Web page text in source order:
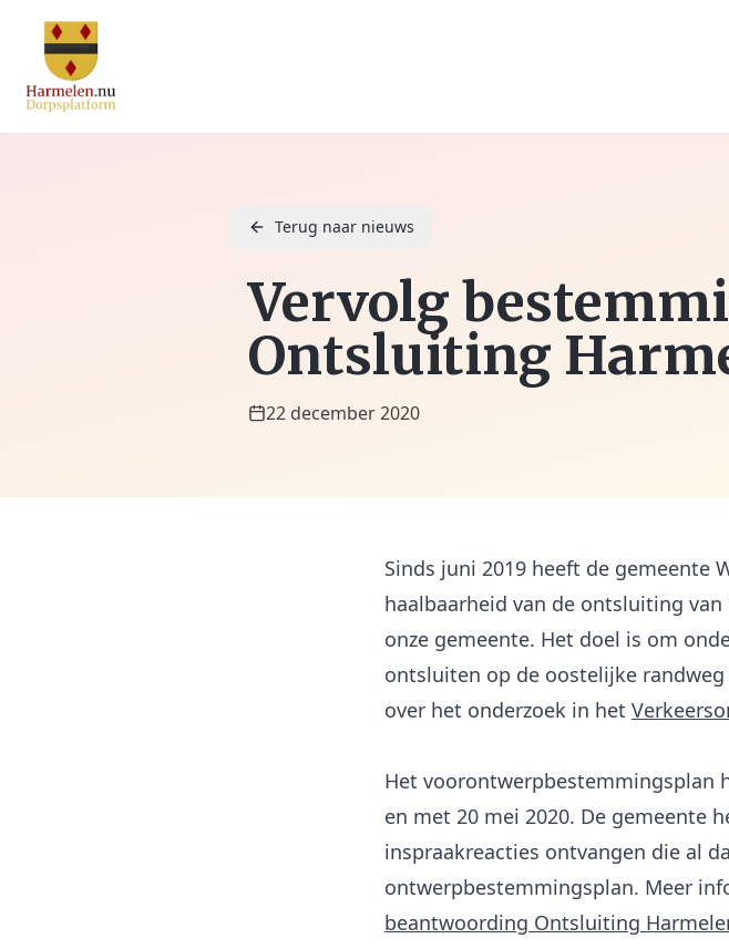
Terug naar nieuws
Vervolg
Ontsluiting
22 december 2020
Sinds juni 2019 heeft de gemeente
haalbaarheid van de ontsluiting
onze gemeente. Het doel is om
ontsluiten op de oostelijke randweg
over het onderzoek in het
Het voorontwerpbestemmingsplan
en met 20 mei 2020. De gemeente
inspraakreacties ontvangen die al
ontwerpbestemmingsplan. Meer
beantwoording Ontsluiting